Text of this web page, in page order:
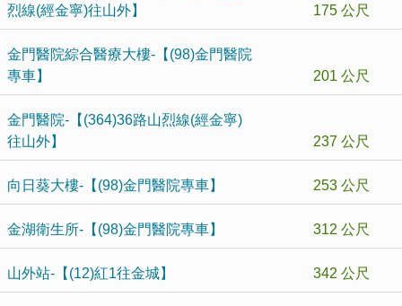
烈線(經金寧)往山外】
175 公尺
金門醫院綜合醫療大樓-【(98)金門醫院
專車】
201 公尺
金門醫院-【(364)36路山烈線(經金寧)
往山外】
237 公尺
向日葵大樓-【(98)金門醫院專車】 253 公尺
金湖衛生所-【(98)金門醫院專車】 312 公尺
山外站-【(12)紅1往金城】 342 公尺